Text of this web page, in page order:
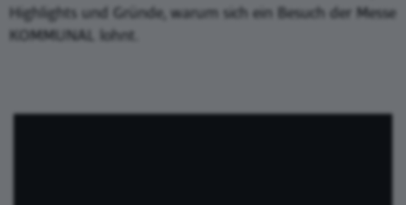
Highlights und Gründe, warum sich ein Besuch der Messe
KOMMUNAL lohnt.